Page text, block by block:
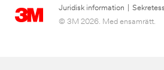
Juridisk information
© 3M 2026. Med ensamrätt.